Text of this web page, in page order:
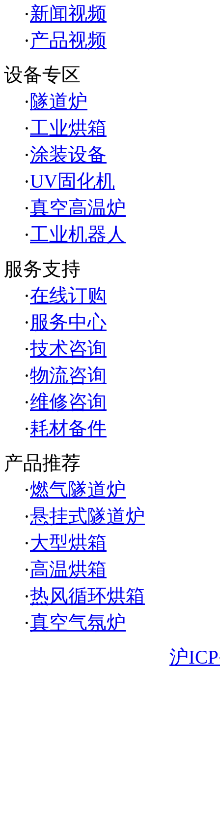
·新闻视频
·产品视频
设备专区
·隧道炉
·工业烘箱
·涂装设备
·UV固化机
·真空高温炉
·工业机器人
服务支持
·在线订购
·服务中心
·技术咨询
·物流咨询
·维修咨询
·耗材备件
产品推荐
·燃气隧道炉
·悬挂式隧道炉
·大型烘箱
·高温烘箱
·热风循环烘箱
·真空气氛炉
沪